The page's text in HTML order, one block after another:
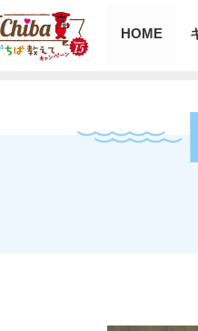
HOME